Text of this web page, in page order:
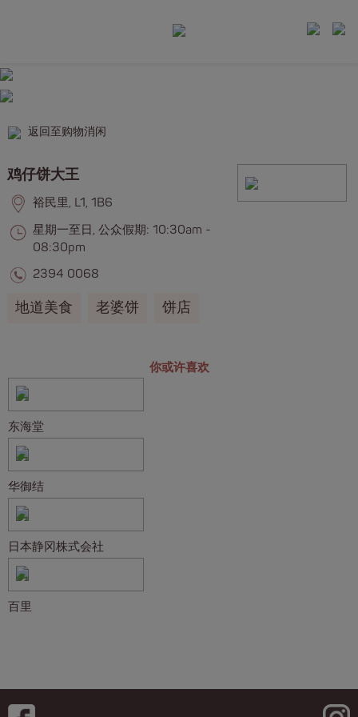
返回至购物消闲
鸡仔饼大王
裕民里, L1, 1B6
星期一至日, 公众假期: 10:30am -
08:30pm
2394 0068
地道美食 老婆饼 饼店
你或许喜欢
东海堂
华御结
日本静冈株式会社
百里